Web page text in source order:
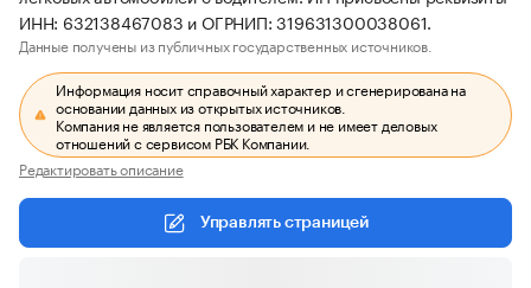
ИНН: 632138467083 и ОГРНИП: 319631300038061.
Данные получены из публичных государственных источников.
Информация носит справочный характер и сгенерирована на
основании данных из открытых источников.
Компания не является пользователем и не имеет деловых
отношений с сервисом РБК Компании.
Редактировать описание
Управлять страницей